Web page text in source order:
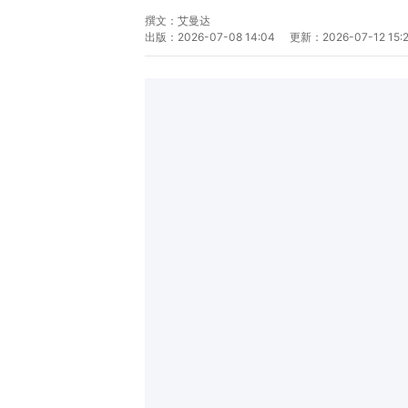
撰文： 艾曼达
出版： 2026-07-08 14:04 更新： 2026-07-12